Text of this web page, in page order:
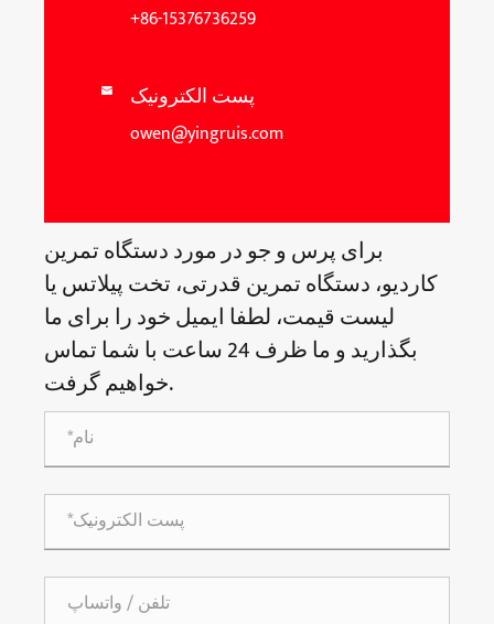
+86-15376736259
 پست الکترونیک
owen@yingruis.com
برای پرس و جو در مورد دستگاه تمرین
کاردیو، دستگاه تمرین قدرتی، تخت پیلاتس یا
لیست قیمت، لطفا ایمیل خود را برای ما
بگذارید و ما ظرف 24 ساعت با شما تماس
خواهیم گرفت.